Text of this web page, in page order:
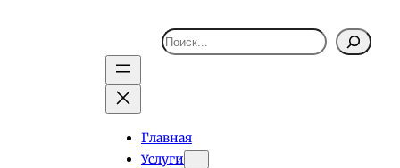
Поиск
Главная
Услуги